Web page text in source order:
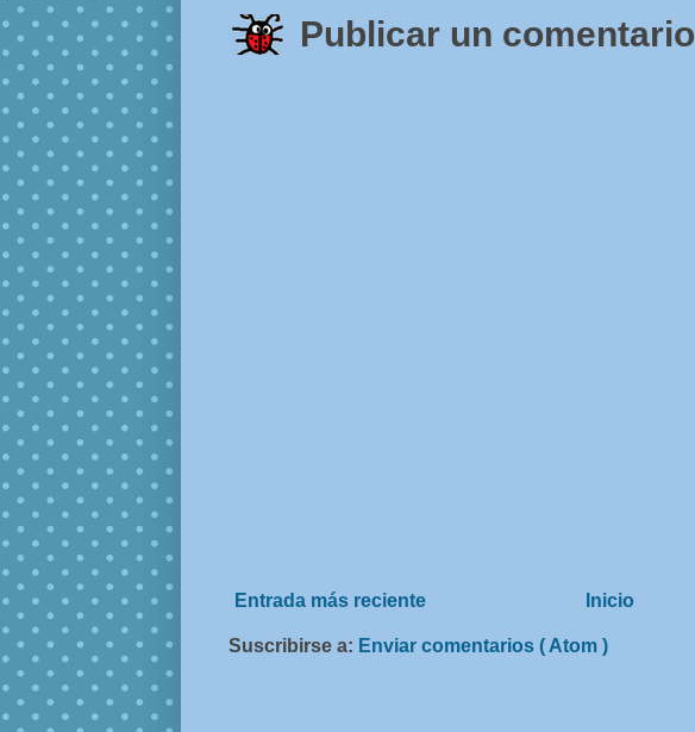
Publicar un comentario
Entrada más reciente Inicio
Suscribirse a: Enviar comentarios ( Atom )